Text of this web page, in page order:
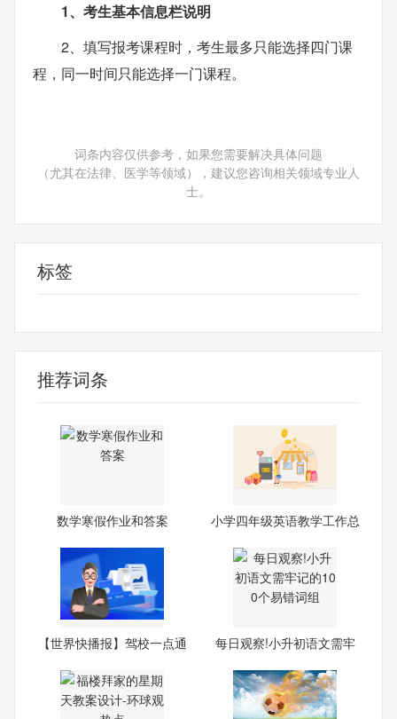
1、考生基本信息栏说明
2、填写报考课程时，考生最多只能选择四门课
程，同一时间只能选择一门课程。
词条内容仅供参考，如果您需要解决具体问题
（尤其在法律、医学等领域），建议您咨询相关领域专业人
士。
标签
推荐词条
数学寒假作业和答案
小学四年级英语教学工作总
【世界快播报】驾校一点通
每日观察!小升初语文需牢